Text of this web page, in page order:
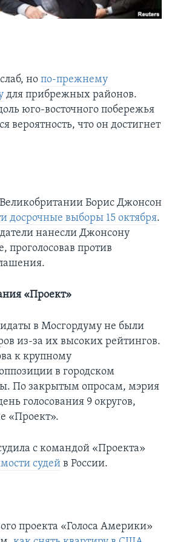
но по-прежнему
для прибрежных районов.
юго-восточного побережья
вероятность, что он достигнет
Борис Джонсон
досрочные выборы 15 октября.
нанесли Джонсону
проголосовав против
«Проект»
в Мосгордуму не были
из-за их высоких рейтингов.
к крупному
в городском
По закрытым опросам, мэрия
голосования 9 округов,
«Проект».
с командой «Проекта»
судей в России.
проекта «Голоса Америки»